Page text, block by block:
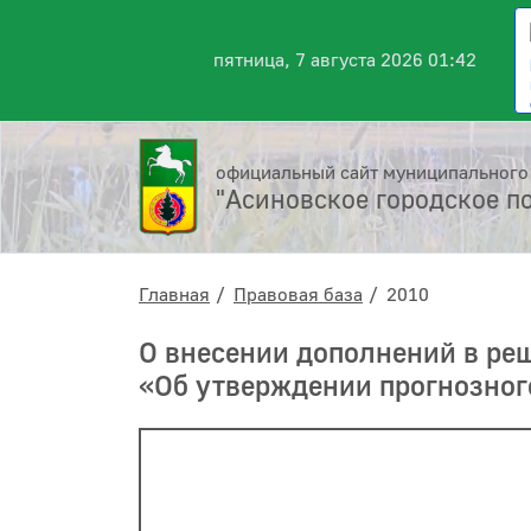
пятница, 7 августа 2026 01:42
официальный сайт
"Асиновское городское
Главная Правовая база 2010
О внесении дополнений в
«Об утверждении